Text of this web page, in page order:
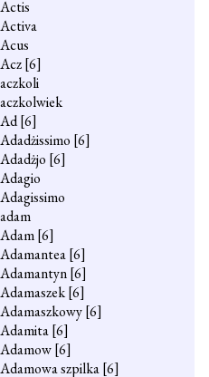
Actis
Activa
Acus
Acz[6]
aczkoli
aczkolwiek
Ad[6]
Adadżissimo [6]
Adadżjo [6]
Adagio
Adagissimo
adam
Adam[6]
Adamantea[6]
Adamantyn[6]
Adamaszek[6]
Adamaszkowy[6]
Adamita[6]
Adamow[6]
Adamowa szpilka[6]